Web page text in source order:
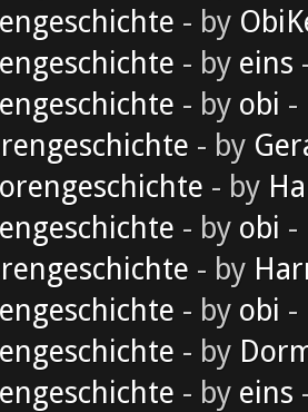
- by
- by eins
- by obi -
- by
- by
- by obi -
- by
- by obi -
- by
- by eins